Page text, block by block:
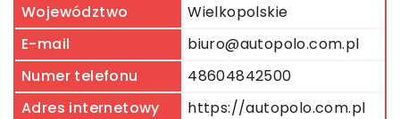
Województwo
Wielkopolskie
E-mail
biuro@autopolo.com.pl
Numer telefonu
48604842500
Adres internetowy
https://autopolo.com.pl